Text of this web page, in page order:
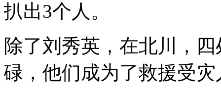
扒出3个人。
除了刘秀英，在北川，
碌，他们成为了救援受